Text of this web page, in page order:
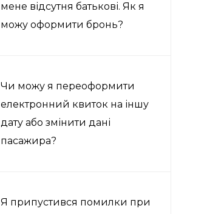
мене відсутня батькові. Як я
можу оформити бронь?
Чи можу я переоформити
електронний квиток на іншу
дату або змінити дані
пасажира?
Я припустився помилки при